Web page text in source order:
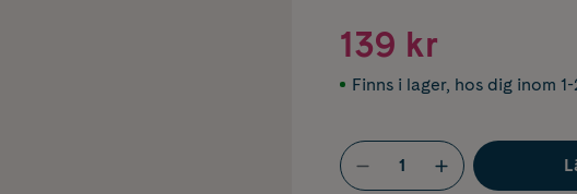
139 kr
Finns i lager, hos dig inom